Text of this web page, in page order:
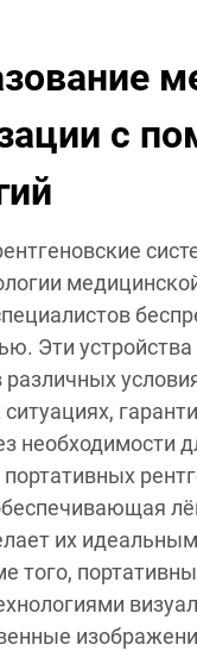
с
Эти
необходимости
их
того,